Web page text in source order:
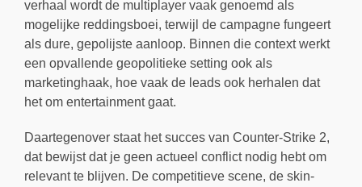
verhaal wordt de multiplayer vaak genoemd als
mogelijke reddingsboei, terwijl de campagne fungeert
als dure, gepolijste aanloop. Binnen die context werkt
een opvallende geopolitieke setting ook als
marketinghaak, hoe vaak de leads ook herhalen dat
het om entertainment gaat.
Daartegenover staat het succes van Counter-Strike 2,
dat bewijst dat je geen actueel conflict nodig hebt om
relevant te blijven. De competitieve scene, de skin-